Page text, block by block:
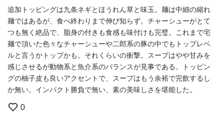
追加トッピングは九条ネギとほうれん草と味玉。麺は中細の縮れ
麺ではあるが、食べ終わりまで伸び知らず。チャーシューがとて
つも無く絶品で、脂身の付きも食感も味付けも完璧。これまで宅
麺で頂いた色々なチャーシューや二郎系の豚の中でもトップレベ
ルと言うかトップかも。それくらいの衝撃。スープはやや甘みを
感じさせるが動物系と魚介系のバランスが見事である。トッピン
グの柚子皮も良いアクセントで、スープはもう余裕で完飲するし
か無い。インパクト勝負で無い、素の美味しさを堪能した。
0